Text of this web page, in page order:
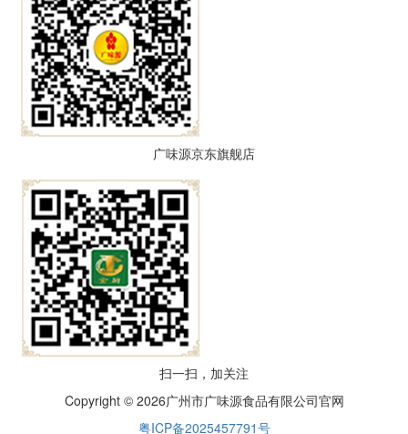
广味源京东旗舰店
扫一扫，加关注
Copyright © 2026广州市广味源食品有限公司官网
粤ICP备2025457791号